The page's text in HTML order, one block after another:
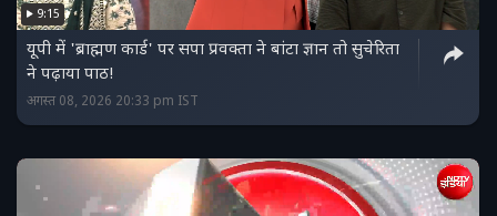
9:15
यूपी में 'ब्राह्मण कार्ड' पर सपा प्रवक्ता ने बांटा ज्ञान तो सुचेरिता
ने पढ़ाया पाठ!
अगस्त 08, 2026 20:33 pm IST